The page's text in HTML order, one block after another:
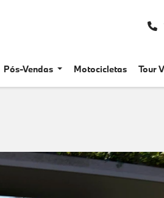
Pós-Vendas Motocicletas Tour